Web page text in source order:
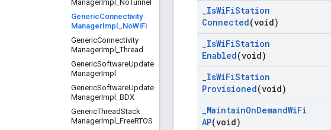
ManagerImpl NoTunnel
GenericConnectivity
ManagerImpl NoWiFi
GenericConnectivity
ManagerImpl _Thread
GenericSoftwareUpdate
ManagerImpl
GenericSoftwareUpdate
ManagerImpl
BDX
GenericThreadStack
ManagerImpl FreeRTOS
_IsWiFiStation
Connected(void)
_IsWiFiStation
Enabled(void)
_IsWiFiStation
Provisioned(void)
_MaintainOnDemandWiFi
AP(void)